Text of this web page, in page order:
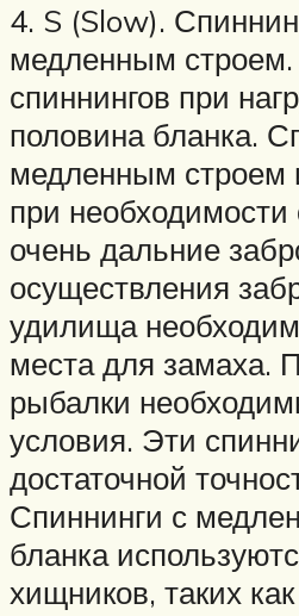
4. S (Slow).
медленным строем.
спиннингов при
половина бланка.
медленным строем
при необходимости
очень дальние
осуществления
удилища
места для замаха.
рыбалки
условия. Эти
достаточной
Спиннинги с
бланка
хищников, таких